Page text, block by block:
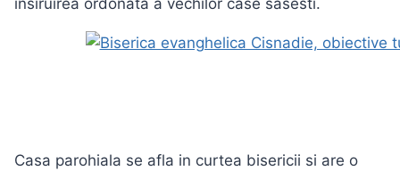
insiruirea ordonata a vechilor case sasesti.
Casa parohiala se afla in curtea bisericii si are o